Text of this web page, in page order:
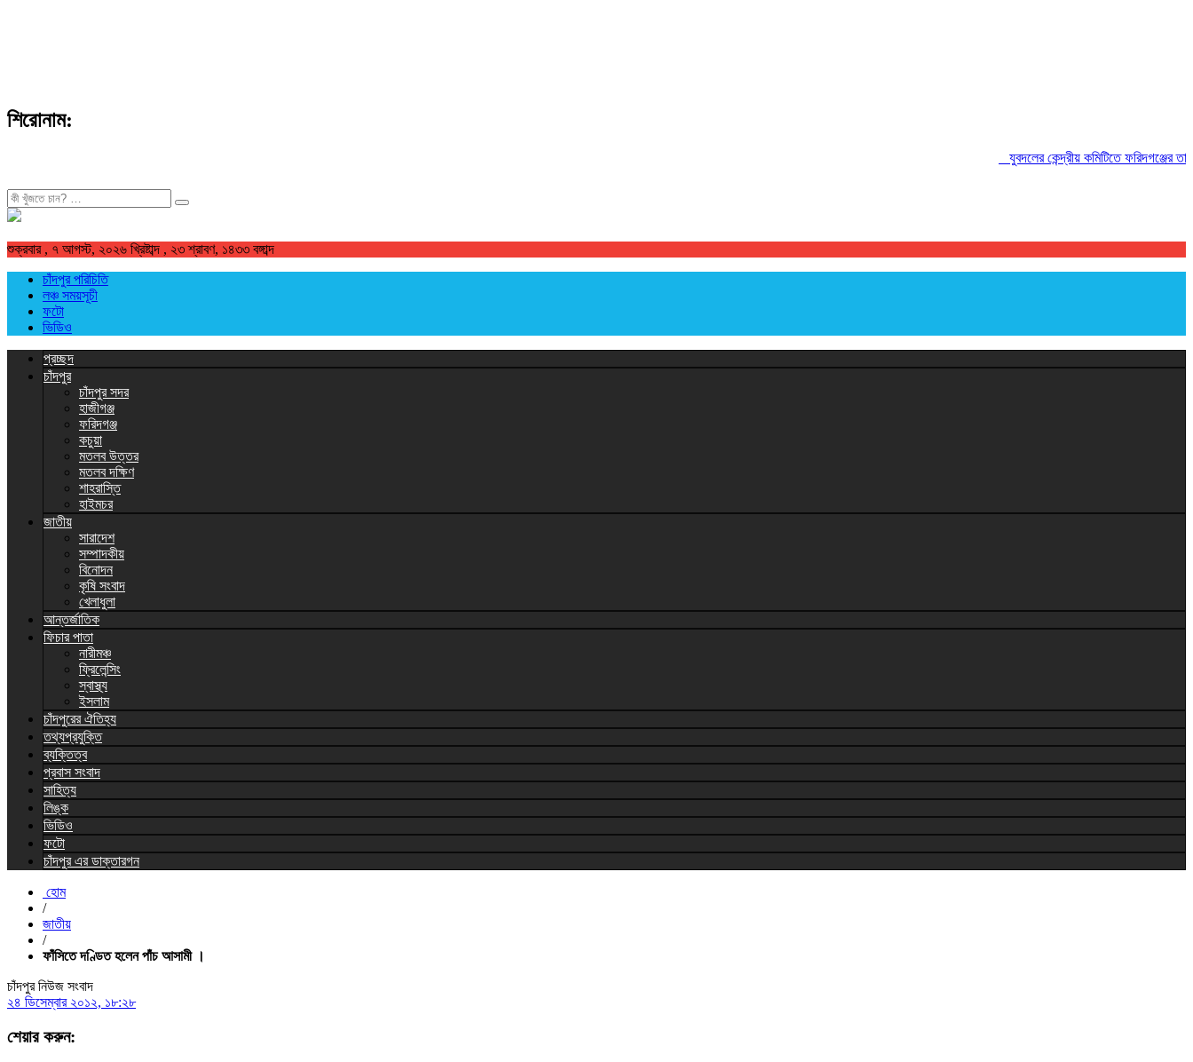
শিরোনাম:
যুবদলের কেন্দ্রীয় কমিটিতে ফরিদগঞ্জের তারেকুর
খুজুন
শুক্রবার , ৭ আগস্ট, ২০২৬ খ্রিষ্টাব্দ , ২৩ শ্রাবণ, ১৪৩৩ বঙ্গাব্দ
চাঁদপুর পরিচিতি
লঞ্চ সময়সূচী
ফটো
ভিডিও
প্রচ্ছদ
চাঁদপুর
চাঁদপুর সদর
হাজীগঞ্জ
ফরিদগঞ্জ
কচুয়া
মতলব উত্তর
মতলব দক্ষিণ
শাহরাস্তি
হাইমচর
জাতীয়
সারাদেশ
সম্পাদকীয়
বিনোদন
কৃষি সংবাদ
খেলাধুলা
আন্তর্জাতিক
ফিচার পাতা
নারীমঞ্চ
ফ্রিলেন্সিং
স্বাস্থ্য
ইসলাম
চাঁদপুরের ঐতিহ্য
তথ্যপ্রযুক্তি
ব্যক্তিত্ব
প্রবাস সংবাদ
সাহিত্য
লিঙ্ক
ভিডিও
ফটো
চাঁদপুর এর ডাক্তারগন
হোম
/
জাতীয়
/
ফাঁসিতে দণ্ডিত হলেন পাঁচ আসামী ।
চাঁদপুর নিউজ সংবাদ
২৪ ডিসেম্বার ২০১২, ১৮:২৮
শেয়ার করুন: